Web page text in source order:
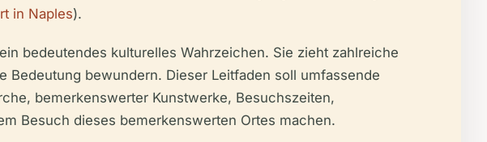
in Naples).
bedeutendes kulturelles Wahrzeichen. Sie zieht zahlreiche
bewundern. Dieser Leitfaden soll umfassende
bemerkenswerter Kunstwerke, Besuchszeiten,
Besuch dieses bemerkenswerten Ortes machen.